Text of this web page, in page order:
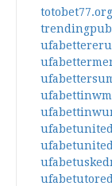
totobet77.org